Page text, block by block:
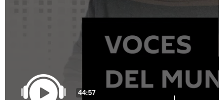
44:57